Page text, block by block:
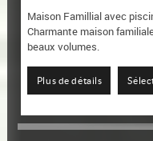
Maison Famillial avec
Charmante maison
beaux volumes.
Elle se compose d'une
Plus de détails